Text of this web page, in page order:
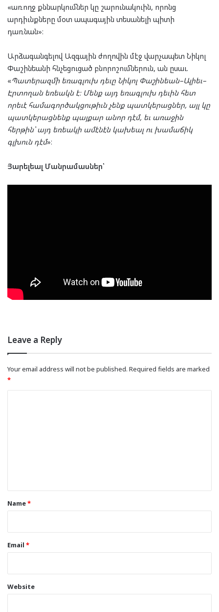
«առողջ քննարկումներ կը շարունակուին, որոնց
արդիւնքները մօտ ապագային տեսանելի պիտի
դառնան»։
Արձագանգելով Ազգային ժողովին մէջ վարչապետ Նիկոլ
Փաշինեանի հնչեցուցած բնորոշումներուն, ան ըսաւ.
«Պատերազմի եռագլուխ դեւը Նիկոլ Փաշինեան–Ալիեւ–
Էրտողան եռեակն է։ Մենք այդ եռագլուխ դեւին հետ
որեւէ համագործակցութիւն չենք պատկերացներ, այլ կը
պատկերացնենք պայքար անոր դէմ, եւ առաջին
հերթին՝ այդ եռեակի ամէնէն կախեալ ու խամաճիկ
գլխուն դէմ»։
Յարելեալ Մանրամասներ՝
Leave a Reply
Your email address will not be published. Required fields are marked
*
*Name*
Email *
Website